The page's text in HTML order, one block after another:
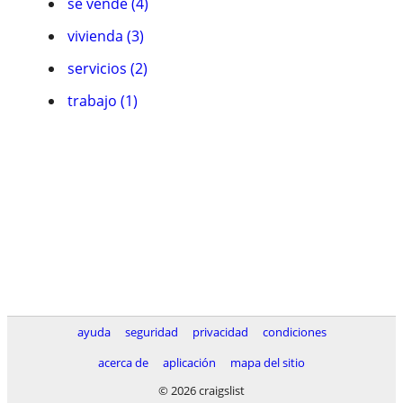
vivienda (3)
servicios (2)
trabajo (1)
ayuda seguridad privacidad
condiciones
acerca de
aplicación
mapa del sitio
© 2026 craigslist